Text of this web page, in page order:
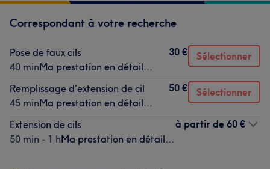
Correspondant à votre recherche
Pose de faux cils
40 minMa prestation en détail...
30 € Sélectionner
Remplissage d’extension de cil
45 minMa prestation en détail...
50 € Sélectionner
Extension de cils
50 min - 1 hMa prestation en détail...
à partir de 60 €